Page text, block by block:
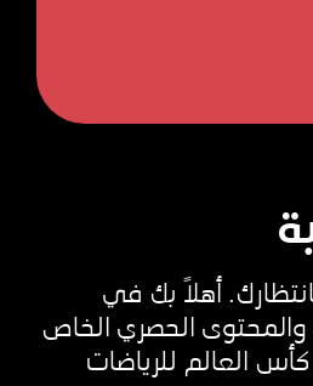
أهلاً بك في
والمحتوى الحصري الخاص
العالم للرياضات